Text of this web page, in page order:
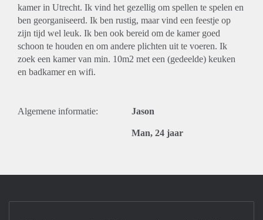
kamer in Utrecht. Ik vind het gezellig om spellen te spelen en
ben georganiseerd. Ik ben rustig, maar vind een feestje op
zijn tijd wel leuk. Ik ben ook bereid om de kamer goed
schoon te houden en om andere plichten uit te voeren. Ik
zoek een kamer van min. 10m2 met een (gedeelde) keuken
en badkamer en wifi.
Algemene informatie: Jason
Man, 24 jaar